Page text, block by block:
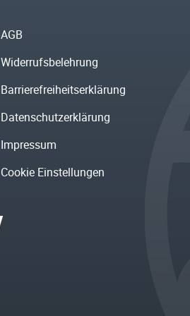
AGB
Widerrufsbelehrung
Barrierefreiheitserklärung
Datenschutzerklärung
Impressum
Cookie Einstellungen